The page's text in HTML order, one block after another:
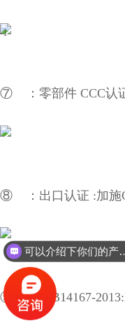
⑦ ：零部件 CCC认
⑧ ：出口认证 :加施
⑨ ： GB14167-
可以介绍